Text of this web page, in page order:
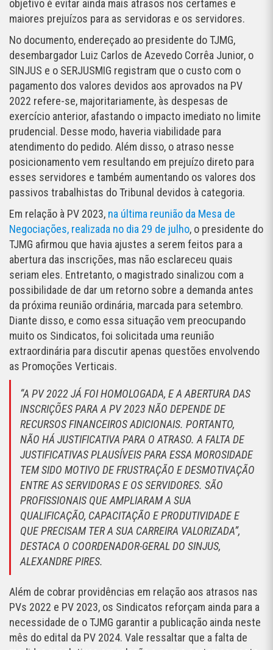
objetivo é evitar ainda mais atrasos nos certames e
maiores prejuízos para as servidoras e os servidores.
No documento, endereçado ao presidente do TJMG,
desembargador Luiz Carlos de Azevedo Corrêa Junior, o
SINJUS e o SERJUSMIG registram que o custo com o
pagamento dos valores devidos aos aprovados na PV
2022 refere-se, majoritariamente, às despesas de
exercício anterior, afastando o impacto imediato no limite
prudencial. Desse modo, haveria viabilidade para
atendimento do pedido. Além disso, o atraso nesse
posicionamento vem resultando em prejuízo direto para
esses servidores e também aumentando os valores dos
passivos trabalhistas do Tribunal devidos à categoria.
Em relação à PV 2023, na última reunião da Mesa de
Negociações, realizada no dia 29 de julho, o presidente do
TJMG afirmou que havia ajustes a serem feitos para a
abertura das inscrições, mas não esclareceu quais
seriam eles. Entretanto, o magistrado sinalizou com a
possibilidade de dar um retorno sobre a demanda antes
da próxima reunião ordinária, marcada para setembro.
Diante disso, e como essa situação vem preocupando
muito os Sindicatos, foi solicitada uma reunião
extraordinária para discutir apenas questões envolvendo
as Promoções Verticais.
“A PV 2022 JÁ FOI HOMOLOGADA, E A ABERTURA DAS
INSCRIÇÕES PARA A PV 2023 NÃO DEPENDE DE
RECURSOS FINANCEIROS ADICIONAIS. PORTANTO,
NÃO HÁ JUSTIFICATIVA PARA O ATRASO. A FALTA DE
JUSTIFICATIVAS PLAUSÍVEIS PARA ESSA MOROSIDADE
TEM SIDO MOTIVO DE FRUSTRAÇÃO E DESMOTIVAÇÃO
ENTRE AS SERVIDORAS E OS SERVIDORES. SÃO
PROFISSIONAIS QUE AMPLIARAM A SUA
QUALIFICAÇÃO, CAPACITAÇÃO E PRODUTIVIDADE E
QUE PRECISAM TER A SUA CARREIRA VALORIZADA”,
DESTACA O COORDENADOR-GERAL DO SINJUS,
ALEXANDRE PIRES.
Além de cobrar providências em relação aos atrasos nas
PVs 2022 e PV 2023, os Sindicatos reforçam ainda para a
necessidade de o TJMG garantir a publicação ainda neste
mês do edital da PV 2024. Vale ressaltar que a falta de